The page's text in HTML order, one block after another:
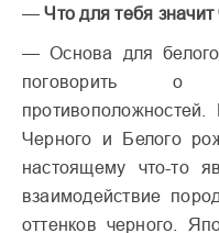
—Что для тебя
— Основа для
поговорить о
Черного и Белого
настоящему что-то
взаимодействие
оттенков черного.